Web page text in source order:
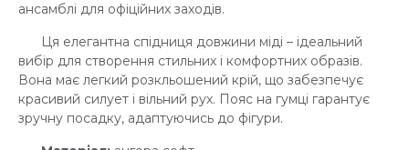
ансамблі для офіційних заходів.
Ця елегантна спідниця довжини міді – ідеальний
вибір для створення стильних і комфортних образів.
Вона має легкий розкльошений крій, що забезпечує
красивий силует і вільний рух. Пояс на гумці гарантує
зручну посадку, адаптуючись до фігури.